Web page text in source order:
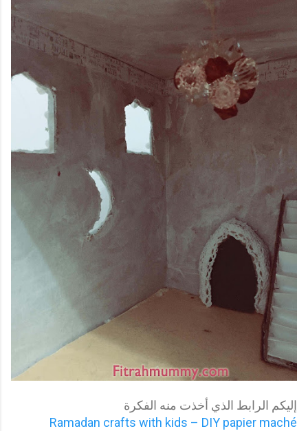
إليكم الرابط الذي أخذت منه الفكرة
Ramadan crafts with kids – DIY papier maché